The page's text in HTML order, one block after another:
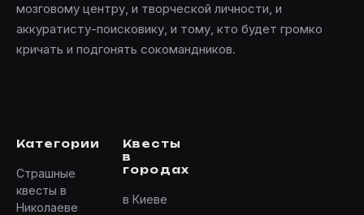
мозговому центру, и творческой личности, и
аккуратисту-поисковику, и тому, кто будет громко
кричать и подгонять сокомандников.
Категории
Страшные
квесты в
Николаеве
Квесты
в
городах
в Киеве